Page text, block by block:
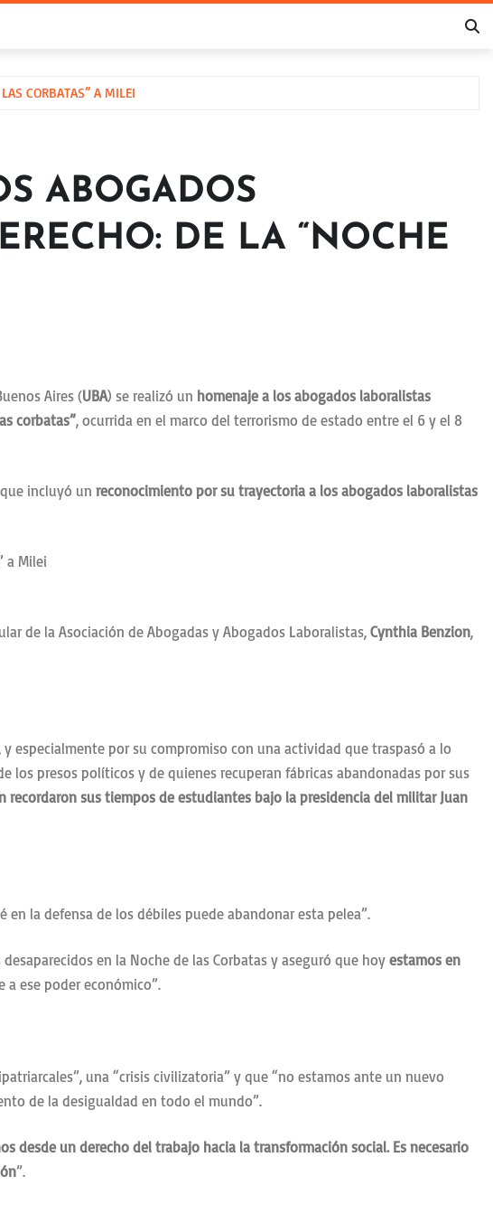
CORBATAS” A MILEI
ABOGADOS
DE LA “NOCHE
Aires (UBA) se realizó un homenaje a los abogados laboralistas
corbatas”, ocurrida en el marco del terrorismo de estado entre el 6 y el 8
incluyó un reconocimiento por su trayectoria a los abogados laboralistas
de la Asociación de Abogadas y Abogados Laboralistas, Cynthia Benzion,
especialmente por su compromiso con una actividad que traspasó a lo
los presos políticos y de quienes recuperan fábricas abandonadas por sus
sus tiempos de estudiantes bajo la presidencia del militar Juan
en la defensa de los débiles puede abandonar esta pelea”.
en la Noche de las Corbatas y aseguró que hoy estamos en
ese poder económico”.
una “crisis civilizatoria” y que “no estamos ante un nuevo
de la desigualdad en todo el mundo”.
desde un derecho del trabajo hacia la transformación social. Es necesario
”.